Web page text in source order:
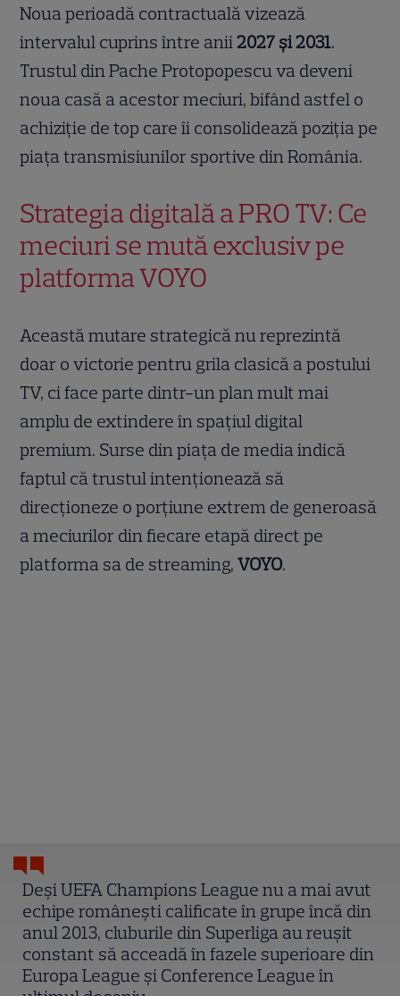
Noua perioadă contractuală vizează
intervalul cuprins între anii 2027 și 2031.
Trustul din Pache Protopopescu va deveni
noua casă a acestor meciuri, bifând astfel o
achiziție de top care îi consolidează poziția pe
piața transmisiunilor sportive din România.
Strategia digitală a PRO TV: Ce
meciuri se mută exclusiv pe
platforma VOYO
Această mutare strategică nu reprezintă
doar o victorie pentru grila clasică a postului
TV, ci face parte dintr-un plan mult mai
amplu de extindere în spațiul digital
premium. Surse din piața de media indică
faptul că trustul intenționează să
direcționeze o porțiune extrem de generoasă
a meciurilor din fiecare etapă direct pe
platforma sa de streaming,VOYO.
Deși UEFA Champions League nu a mai avut
echipe românești calificate în grupe încă din
anul 2013, cluburile din Superliga au reușit
constant să acceadă în fazele superioare din
Europa League și Conference League în